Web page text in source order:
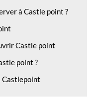
à Castle point ?
Castle point
point ?
Castlepoint